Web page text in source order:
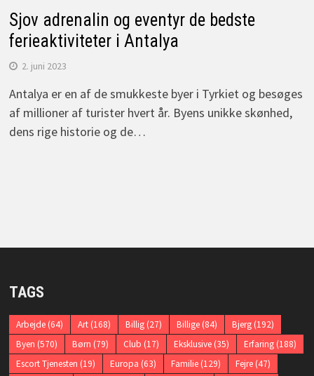
Sjov adrenalin og eventyr de bedste
ferieaktiviteter i Antalya
2. juni 2023
Antalya er en af de smukkeste byer i Tyrkiet og besøges
af millioner af turister hvert år. Byens unikke skønhed,
dens rige historie og de…
TAGS
Arbejde(64) Art(168) Billig(27) Billige(84) Bjerg(192)
Byen (570) Børn (79) Club (17) Eksklusive(35) Erfaring(188)
Escort Tjenesten (19) Europa (63) Familie(129) Fejre(47)